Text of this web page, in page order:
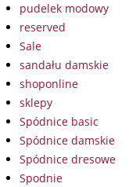
pudelek modowy
reserved
Sale
sandału damskie
shoponline
sklepy
Spódnice basic
Spódnice damskie
Spódnice dresowe
Spodnie